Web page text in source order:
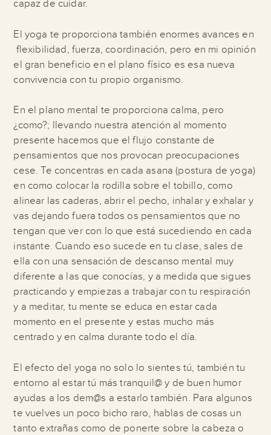
capaz de cuidar.
El yoga te proporciona también enormes avances en
flexibilidad, fuerza, coordinación, pero en mi opinión
el gran beneficio en el plano físico es esa nueva
convivencia con tu propio organismo.
En el plano mental te proporciona calma, pero
¿como?; llevando nuestra atención al momento
presente hacemos que el flujo constante de
pensamientos que nos provocan preocupaciones
cese. Te concentras en cada asana (postura de yoga)
en como colocar la rodilla sobre el tobillo, como
alinear las caderas, abrir el pecho, inhalar y exhalar y
vas dejando fuera todos os pensamientos que no
tengan que ver con lo que está sucediendo en cada
instante. Cuando eso sucede en tu clase, sales de
ella con una sensación de descanso mental muy
diferente a las que conocías, y a medida que sigues
practicando y empiezas a trabajar con tu respiración
y a meditar, tu mente se educa en estar cada
momento en el presente y estas mucho más
centrado y en calma durante todo el día.
El efecto del yoga no solo lo sientes tú, también tu
entorno al estar tú más tranquil@ y de buen humor
ayudas a los dem@s a estarlo también. Para algunos
te vuelves un poco bicho raro, hablas de cosas un
tanto extrañas como de ponerte sobre la cabeza o